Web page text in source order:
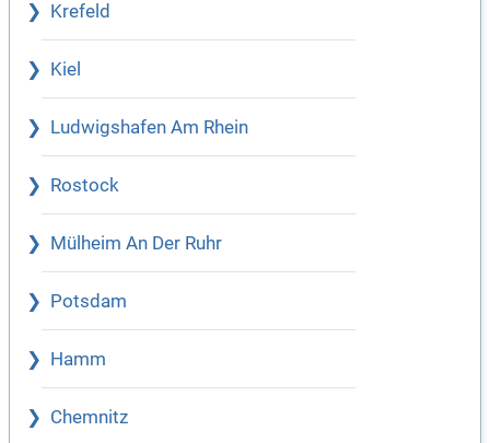
Krefeld
Kiel
Ludwigshafen Am Rhein
Rostock
Mülheim An Der Ruhr
Potsdam
Hamm
Chemnitz